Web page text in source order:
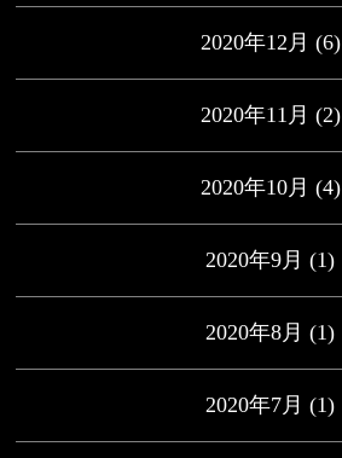
2020年12月 (6)
2020年11月 (2)
2020年10月 (4)
2020年9月 (1)
2020年8月 (1)
2020年7月 (1)